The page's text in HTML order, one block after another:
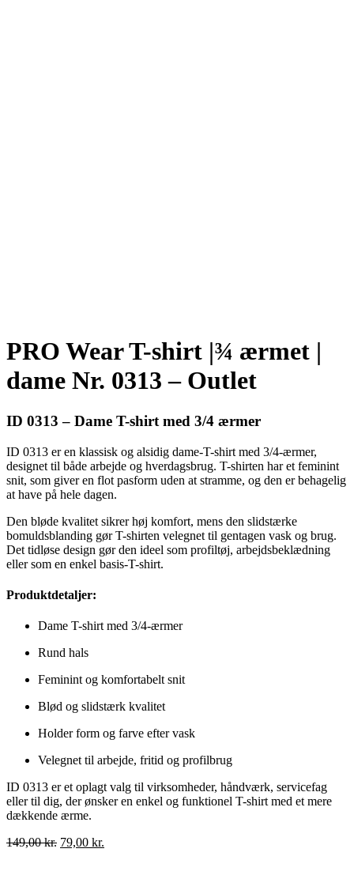
PRO Wear T-shirt |¾ ærmet |
dame Nr. 0313 – Outlet
ID 0313 – Dame T-shirt med 3/4 ærmer
ID 0313 er en klassisk og alsidig dame-T-shirt med 3/4-ærmer,
designet til både arbejde og hverdagsbrug. T-shirten har et feminint
snit, som giver en flot pasform uden at stramme, og den er behagelig
at have på hele dagen.
Den bløde kvalitet sikrer høj komfort, mens den slidstærke
bomuldsblanding gør T-shirten velegnet til gentagen vask og brug.
Det tidløse design gør den ideel som profiltøj, arbejdsbeklædning
eller som en enkel basis-T-shirt.
Produktdetaljer:
Dame T-shirt med 3/4-ærmer
Rund hals
Feminint og komfortabelt snit
Blød og slidstærk kvalitet
Holder form og farve efter vask
Velegnet til arbejde, fritid og profilbrug
ID 0313 er et oplagt valg til virksomheder, håndværk, servicefag
eller til dig, der ønsker en enkel og funktionel T-shirt med et mere
dækkende ærme.
149,00kr. Den
79,00 kr.